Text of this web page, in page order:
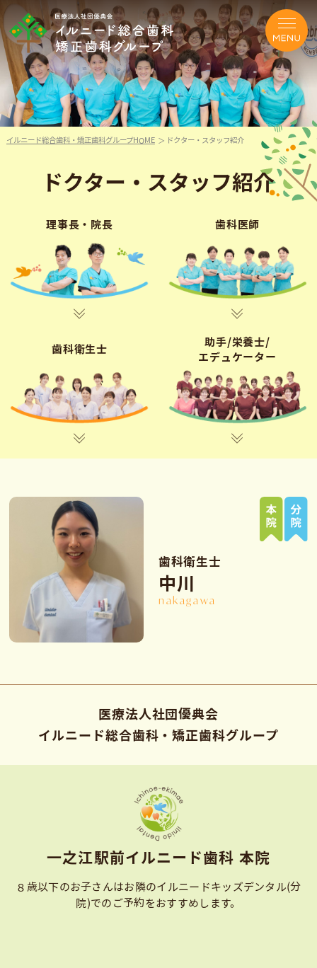
イルニード総合歯科・矯正歯科グループHOME ドクター・スタッフ紹介
ドクター・スタッフ紹介
理事長・院長 歯科医師
歯科衛生士
助手/栄養士/
エデュケーター
歯科衛生士
中川
nakagawa
医療法人社団優典会
イルニード総合歯科・矯正歯科グループ
⼀之江駅前イルニード⻭科 本院
８歳以下のお子さんはお隣のイルニードキッズデンタル(分
院)での ご予約をおすすめします。